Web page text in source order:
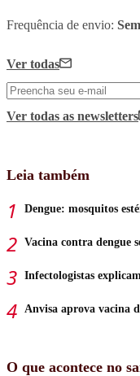
Frequência de envio:
Ver todas
Ver todas as newsletters
Leia também
Dengue: mosquitos
Vacina contra dengue
Infectologistas
Anvisa aprova vacina
O que acontece no